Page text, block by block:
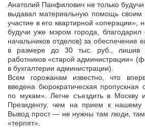
Анатолий Панфилович не только
выдавал материальную помощь
участие в его квартирной «операции»,
будучи уже мэром города,
начальников отделов) за обеспечение
в размере до 30 тыс. руб., лишив
работников «старой администрации»
в бухгалтерии администрации).
Всем горожанам известно, что
введена бюрократическая
по мукам». Легче съездить в Москву
Президенту, чем на прием к нашему
Вывод прост — не нужны там люди, там
«терпят».